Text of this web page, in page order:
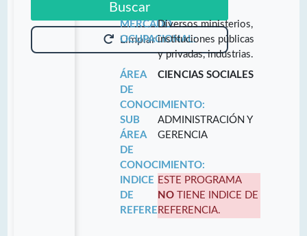
Buscar
Limpiar
MERCADO
OCUPACIONAL:
Diversos ministerios,
instituciones públicas
y privadas, industrias.
ÁREA
DE
CONOCIMIENTO:
CIENCIAS SOCIALES
SUB
ÁREA
DE
CONOCIMIENTO:
ADMINISTRACIÓN Y
GERENCIA
INDICE
DE
REFERENCIA:
ESTE PROGRAMA
NO TIENE INDICE DE
REFERENCIA.